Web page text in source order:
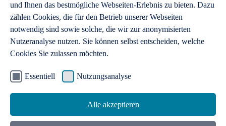
und Ihnen das bestmögliche Webseiten-Erlebnis zu bieten. Dazu
zählen Cookies, die für den Betrieb unserer Webseiten
notwendig sind sowie solche, die wir zur anonymisierten
Nutzeranalyse nutzen. Sie können selbst entscheiden, welche
Cookies Sie zulassen möchten.
Essentiell Nutzungsanalyse
Alle akzeptieren
.de-Domains
Mit einer .de-Domain erhalten Ideen eine Bühne